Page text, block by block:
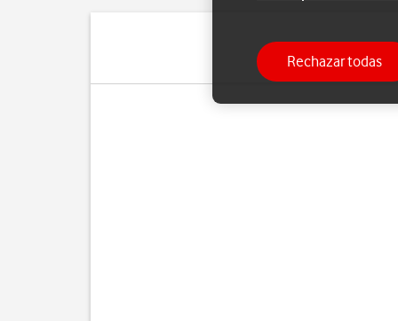
Si ya no
Rechazar todas